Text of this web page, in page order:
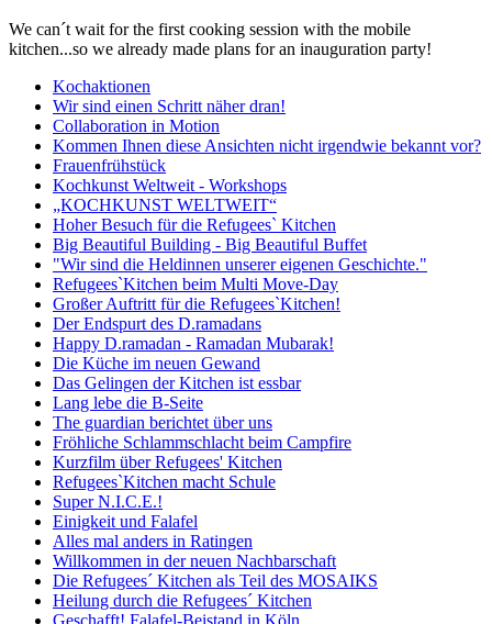
We can´t wait for the first cooking session with the mobile
kitchen...so we already made plans for an inauguration party!
Kochaktionen
Wir sind einen Schritt näher dran!
Collaboration in Motion
Kommen Ihnen diese Ansichten nicht irgendwie bekannt vor?
Frauenfrühstück
Kochkunst Weltweit - Workshops
„KOCHKUNST WELTWEIT“
Hoher Besuch für die Refugees` Kitchen
Big Beautiful Building - Big Beautiful Buffet
"Wir sind die Heldinnen unserer eigenen Geschichte."
Refugees`Kitchen beim Multi Move-Day
Großer Auftritt für die Refugees`Kitchen!
Der Endspurt des D.ramadans
Happy D.ramadan - Ramadan Mubarak!
Die Küche im neuen Gewand
Das Gelingen der Kitchen ist essbar
Lang lebe die B-Seite
The guardian berichtet über uns
Fröhliche Schlammschlacht beim Campfire
Kurzfilm über Refugees' Kitchen
Refugees`Kitchen macht Schule
Super N.I.C.E.!
Einigkeit und Falafel
Alles mal anders in Ratingen
Willkommen in der neuen Nachbarschaft
Die Refugees´ Kitchen als Teil des MOSAIKS
Heilung durch die Refugees´ Kitchen
Geschafft! Falafel-Beistand in Köln